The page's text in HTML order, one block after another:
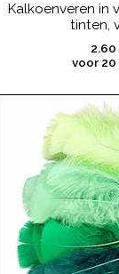
Kalkoenveren in
tinten,
voor 20